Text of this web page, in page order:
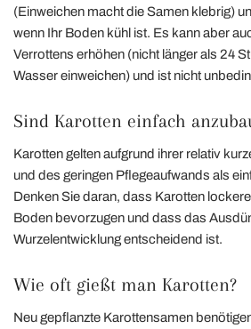
(Einweichen macht die Samen klebrig)
wenn Ihr Boden kühl ist. Es kann aber
Verrottens erhöhen (nicht länger als 24
Wasser einweichen) und ist nicht
Sind Karotten einfach
Karotten gelten aufgrund ihrer relativ
und des geringen Pflegeaufwands als
Denken Sie daran, dass Karotten
Boden bevorzugen und dass das
Wurzelentwicklung entscheidend ist.
Wie oft gießt man Karotten?
Neu gepflanzte Karottensamen